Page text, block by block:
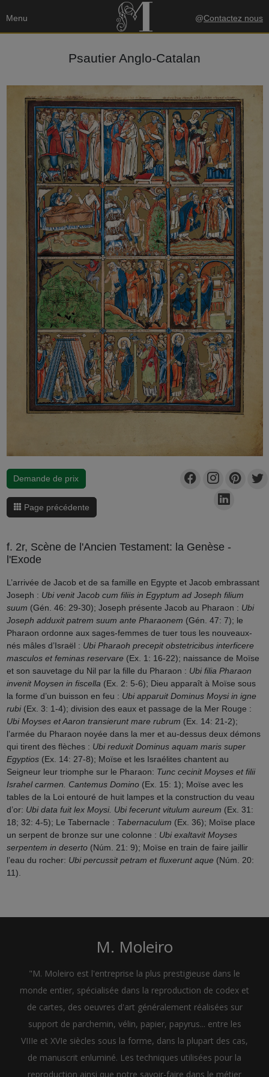
Menu @Contactez nous
Psautier Anglo-Catalan
Demande de prix
Page précédente
f. 2r, Scène de l'Ancien Testament: la Genèse -
l'Exode
L’arrivée de Jacob et de sa famille en Egypte et Jacob embrassant
Joseph : Ubi venit Jacob cum filiis in Egyptum ad Joseph filium
suum (Gén. 46: 29-30); Joseph présente Jacob au Pharaon : Ubi
Joseph adduxit patrem suum ante Pharaonem (Gén. 47: 7); le
Pharaon ordonne aux sages-femmes de tuer tous les nouveaux-
nés mâles d’Israël : Ubi Pharaoh precepit obstetricibus interficere
masculos et feminas reservare(Ex. 1: 16-22); naissance de Moïse
et son sauvetage du Nil par la fille du Pharaon : Ubi filia Pharaon
invenit Moysen in fiscella (Ex. 2: 5-6); Dieu apparaît à Moïse sous
la forme d’un buisson en feu : Ubi apparuit Dominus Moysi in igne
rubi(Ex. 3: 1-4); division des eaux et passage de la Mer Rouge :
Ubi Moyses et Aaron transierunt mare rubrum (Ex. 14: 21-2);
l’armée du Pharaon noyée dans la mer et au-dessus deux démons
qui tirent des flèches : Ubi reduxit Dominus aquam maris super
Egyptios(Ex. 14: 27-8); Moïse et les Israélites chantent au
Seigneur leur triomphe sur le Pharaon: Tunc cecinit Moyses et filii
Israhel carmen. Cantemus Domino(Ex. 15: 1); Moïse avec les
tables de la Loi entouré de huit lampes et la construction du veau
d’or: Ubi data fuit lex Moysi. Ubi fecerunt vitulum aureum (Ex. 31:
18; 32: 4-5); Le Tabernacle : Tabernaculum (Ex. 36); Moïse place
un serpent de bronze sur une colonne : Ubi exaltavit Moyses
serpentem in deserto(Núm. 21: 9); Moïse en train de faire jaillir
l’eau du rocher: Ubi percussit petram et fluxerunt aque(Núm. 20:
11).
M. Moleiro
"M. Moleiro est l'entreprise la plus prestigieuse dans le
monde entier, spécialisée dans la reproduction de codex et
de cartes, des oeuvres d'art généralement réalisées sur
support de parchemin, vélin, papier, papyrus... entre les
VIIIe et XVIe siècles sous la forme, dans la plupart des cas,
de manuscrit enluminé. Les techniques utilisées pour la
reproduction ainsi que notre savoir-faire dans le métier